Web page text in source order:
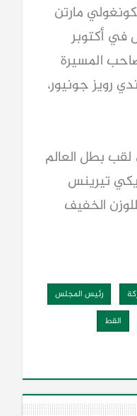
مارتن
في أكتوبر
المسيرة
رويز جونيور،
بطل العالم
تيرينس
الخفيف
رئيس المجلس
القط